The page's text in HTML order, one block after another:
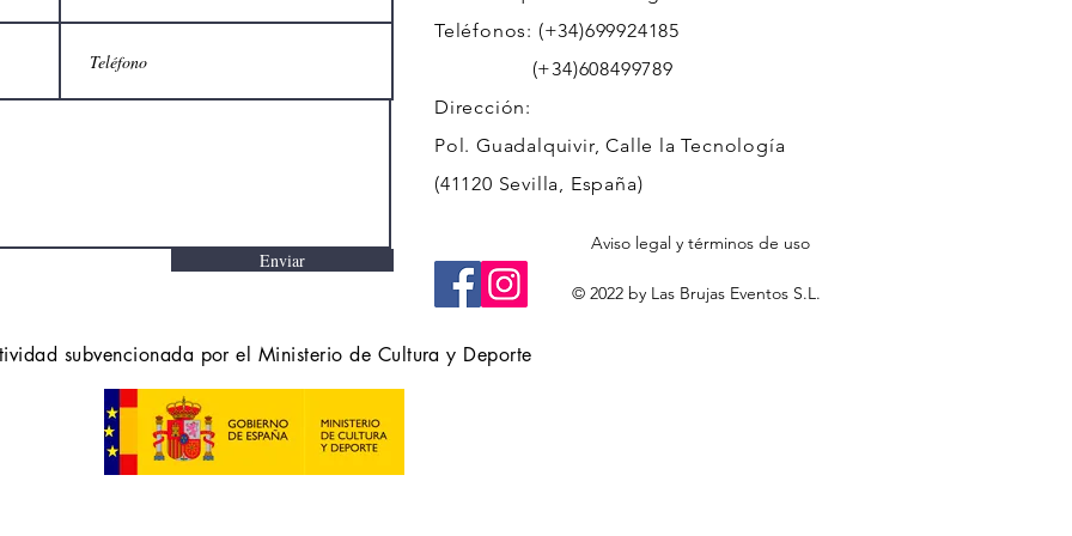
Enviar
Teléfonos: (+34)699924185
(+34)608499789
Dirección:
Pol. Guadalquivir, Calle la Tecnología
(41120 Sevilla, España)
Aviso legal y términos de uso
© 2022 by Las Brujas Eventos S.L.
subvencionada por el Ministerio de Cultura y Deporte